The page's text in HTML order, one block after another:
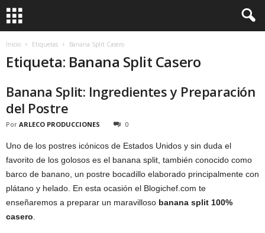
Inicio Etiquetas Banana Split Casero
Etiqueta: Banana Split Casero
Banana Split: Ingredientes y Preparación
del Postre
Por ARLECO PRODUCCIONES 0
Uno de los postres icónicos de Estados Unidos y sin duda el
favorito de los golosos es el banana split, también conocido como
barco de banano, un postre bocadillo elaborado principalmente con
plátano y helado. En esta ocasión el Blogichef.com te
enseñaremos a preparar un maravilloso banana split 100%
casero